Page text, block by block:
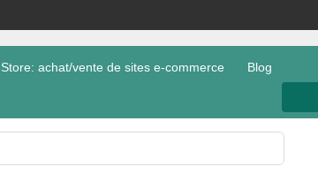
achat/vente de sites e-commerce Blog